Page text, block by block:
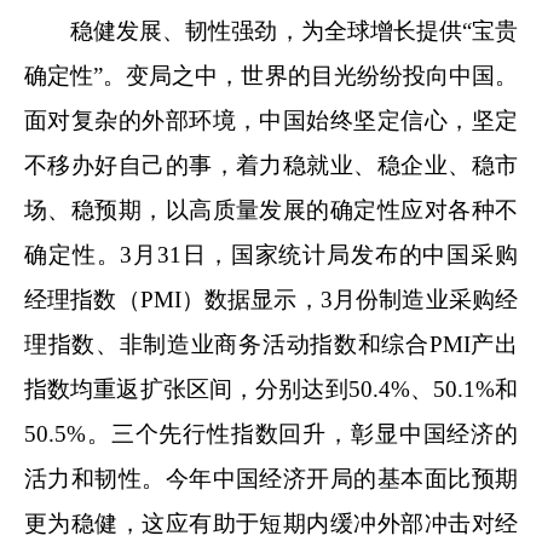
稳健发展、韧性强劲，为全球增长提供“宝贵
确定性”。变局之中，世界的目光纷纷投向中国。
面对复杂的外部环境，中国始终坚定信心，坚定
不移办好自己的事，着力稳就业、稳企业、稳市
场、稳预期，以高质量发展的确定性应对各种不
确定性。3月31日，国家统计局发布的中国采购
经理指数（PMI）数据显示，3月份制造业采购经
理指数、非制造业商务活动指数和综合PMI产出
指数均重返扩张区间，分别达到50.4%、50.1%和
50.5%。三个先行性指数回升，彰显中国经济的
活力和韧性。今年中国经济开局的基本面比预期
更为稳健，这应有助于短期内缓冲外部冲击对经